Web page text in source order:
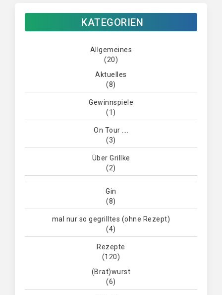
KATEGORIEN
Allgemeines
(20)
Aktuelles
(8)
Gewinnspiele
(1)
On Tour ….
(3)
Über Grillke
(2)
Gin
(8)
mal nur so gegrilltes (ohne Rezept)
(4)
Rezepte
(120)
(Brat)wurst
(6)